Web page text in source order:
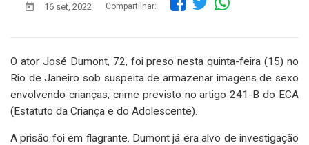
16 set, 2022 Compartilhar:
O ator José Dumont, 72, foi preso nesta quinta-feira (15) no
Rio de Janeiro sob suspeita de armazenar imagens de sexo
envolvendo crianças, crime previsto no artigo 241-B do ECA
(Estatuto da Criança e do Adolescente).
A prisão foi em flagrante. Dumont já era alvo de investigação